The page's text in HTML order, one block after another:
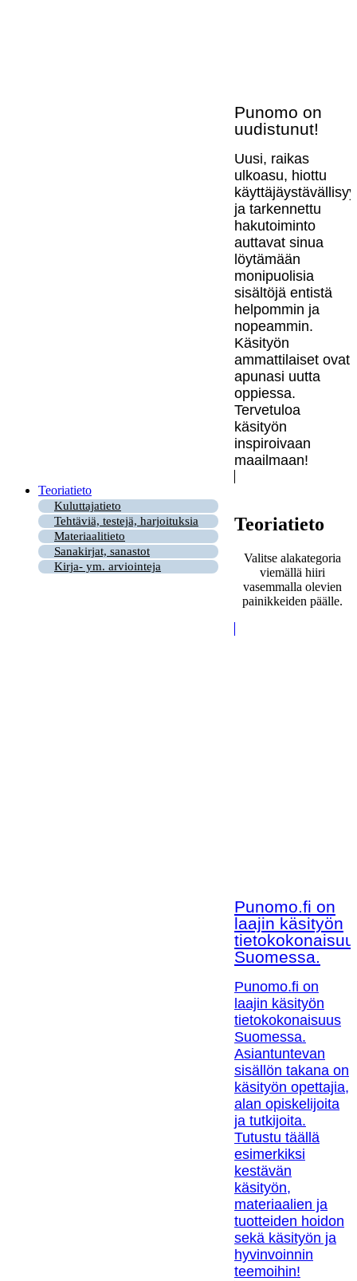
Punomo on
uudistunut!
Uusi, raikas
ulkoasu, hiottu
ja tarkennettu
hakutoiminto
auttavat sinua
löytämään
monipuolisia
sisältöjä entistä
helpommin ja
nopeammin.
Käsityön
ammattilaiset ovat
apunasi uutta
oppiessa.
Tervetuloa
käsityön
inspiroivaan
maailmaan!
Teoriatieto
Kuluttajatieto
Tehtäviä, testejä, harjoituksia
Materiaalitieto
Sanakirjat, sanastot
Kirja- ym. arviointeja
Teoriatieto
Valitse alakategoria
viemällä hiiri
vasemmalla olevien
painikkeiden päälle.
Punomo.fi on
laajin käsityön
Suomessa.
Punomo.fi on
laajin käsityön
tietokokonaisuus
Suomessa.
Asiantuntevan
sisällön takana on
käsityön opettajia,
alan opiskelijoita
ja tutkijoita.
Tutustu täällä
esimerkiksi
kestävän
käsityön,
materiaalien ja
tuotteiden hoidon
sekä käsityön ja
hyvinvoinnin
teemoihin!